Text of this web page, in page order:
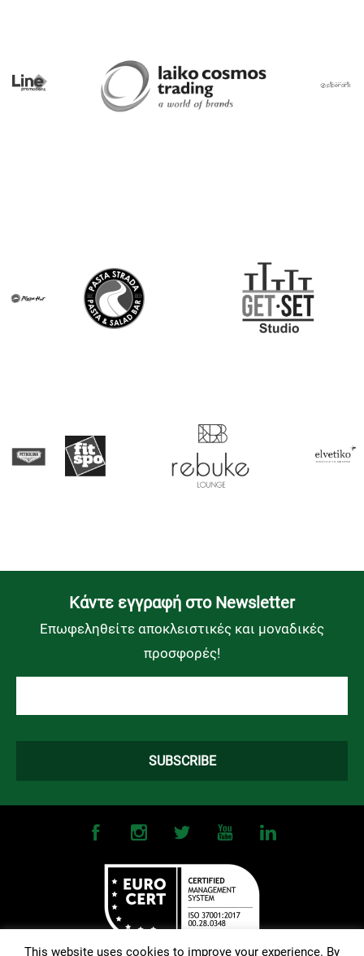
Kάντε εγγραφή στο Newsletter
Επωφεληθείτε αποκλειστικές και μοναδικές
προσφορές!
This website uses cookies to improve your experience. By